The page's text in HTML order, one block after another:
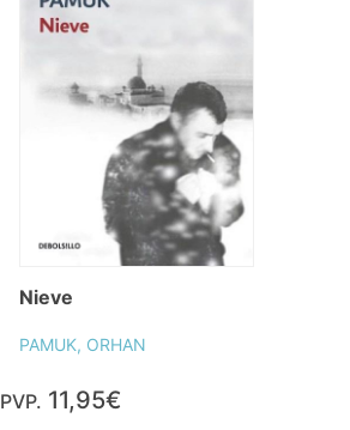
Nieve
PAMUK, ORHAN
PVP. 11,95€